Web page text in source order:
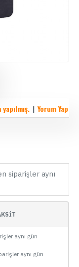
| Yorum Yap
siparişler aynı
aynı gün
aynı gün